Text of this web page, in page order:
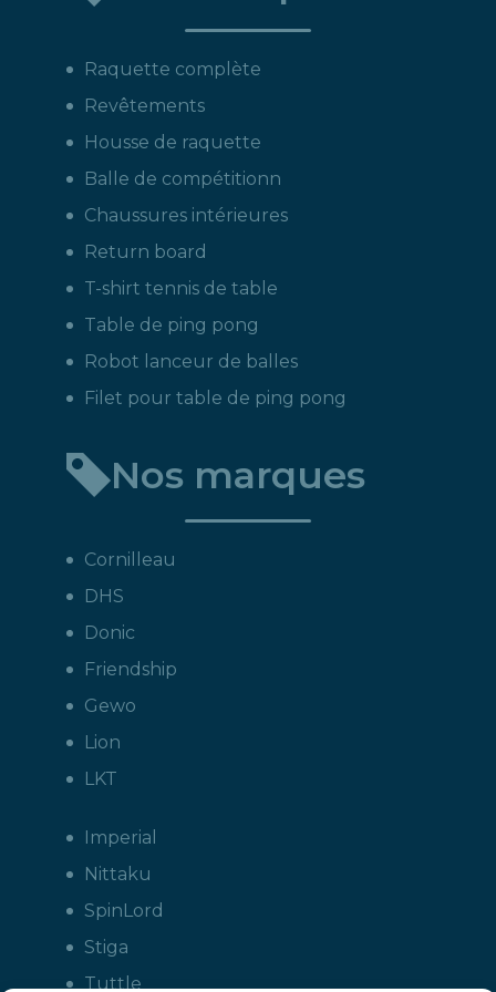
Raquette complète
Revêtements
Housse de raquette
Balle de compétitionn
Chaussures intérieures
Return board
T-shirt tennis de table
Table de ping pong
Robot lanceur de balles
Filet pour table de ping pong
Nos marques
Cornilleau
DHS
Donic
Friendship
Gewo
Lion
LKT
Imperial
Nittaku
SpinLord
Stiga
Tuttle